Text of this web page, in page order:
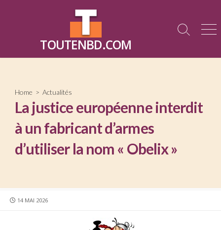
TOUTENBD.COM
Search
Home > Actualités
La justice européenne interdit
à un fabricant d’armes
d’utiliser la nom « Obelix »
PUBLISHED
14 MAI 2026